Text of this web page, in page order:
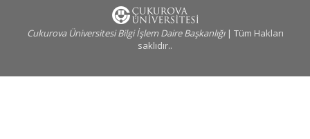
Cukurova Üniversitesi Bilgi İşlem Daire Başkanlığı| Tüm Hakları
saklıdır..